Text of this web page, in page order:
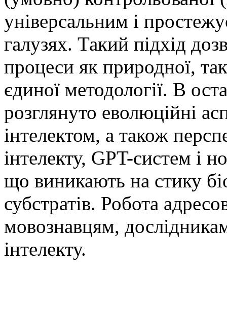
універсальним і
галузях. Такий підхід
процеси як природної, так
єдиної методології. В
розглянуто еволюційні
інтелектом, а також
інтелекту, GPT-систем і
що виникають на стику
субстратів. Робота
мовознавцям,
інтелекту.